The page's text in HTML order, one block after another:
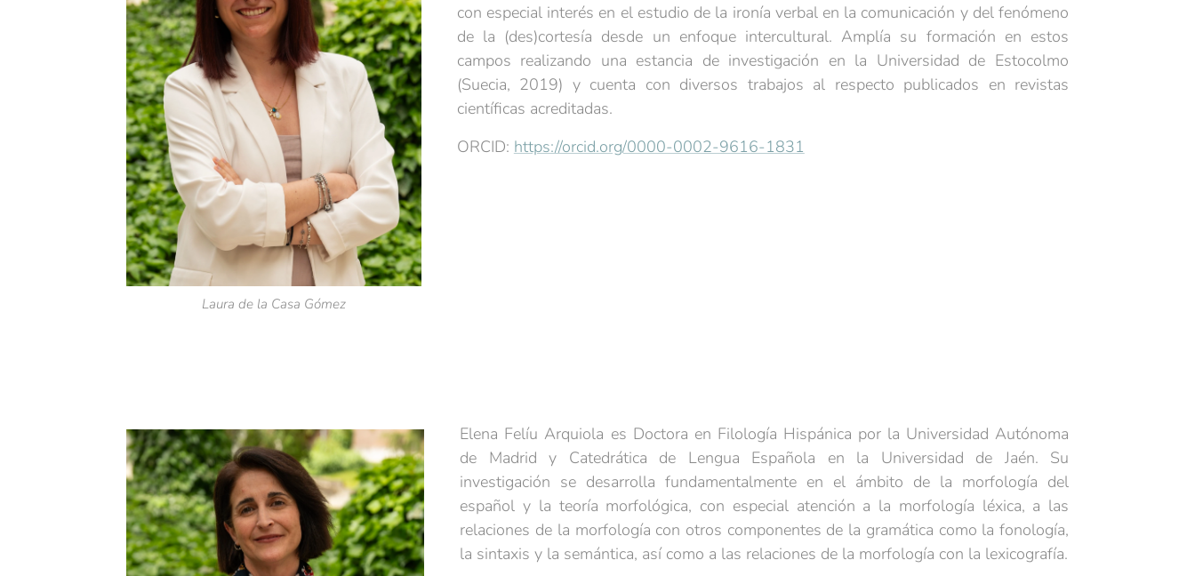
Laura de la Casa Gómez
con especial interés en el estudio de la ironía verbal en la comunicación y del fenómeno
de la (des)cortesía desde un enfoque intercultural. Amplía su formación en estos
campos realizando una estancia de investigación en la Universidad de Estocolmo
(Suecia, 2019) y cuenta con diversos trabajos al respecto publicados en revistas
científicas acreditadas.
ORCID: https://orcid.org/0000-0002-9616-1831
Elena Felíu Arquiola es Doctora en Filología Hispánica por la Universidad Autónoma
de Madrid y Catedrática de Lengua Española en la Universidad de Jaén. Su
investigación se desarrolla fundamentalmente en el ámbito de la morfología del
español y la teoría morfológica, con especial atención a la morfología léxica, a las
relaciones de la morfología con otros componentes de la gramática como la fonología,
la sintaxis y la semántica, así como a las relaciones de la morfología con la lexicografía.